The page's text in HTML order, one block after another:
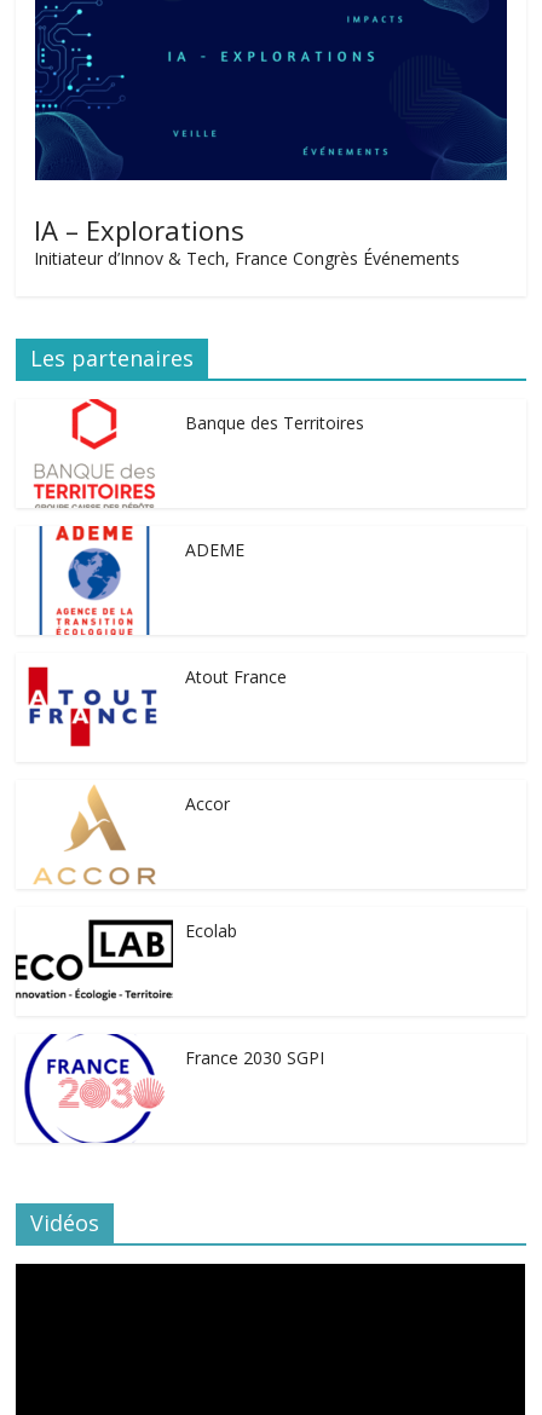
IA – Explorations
Initiateur d’Innov & Tech, France Congrès Événements
Les partenaires
Banque des Territoires
ADEME
Atout France
Accor
Ecolab
France 2030 SGPI
Vidéos